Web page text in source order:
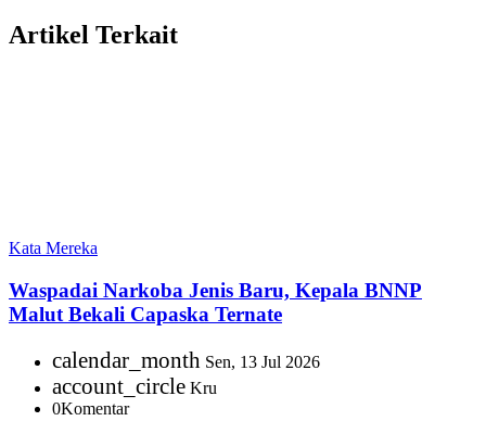
Artikel Terkait
Kata Mereka
Waspadai Narkoba Jenis Baru, Kepala BNNP
Malut Bekali Capaska Ternate
calendar_month Sen, 13 Jul 2026
account_circle Kru
0Komentar